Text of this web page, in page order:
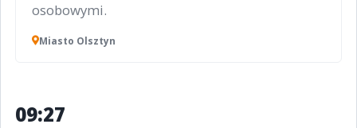
osobowymi.
Miasto Olsztyn
09:27